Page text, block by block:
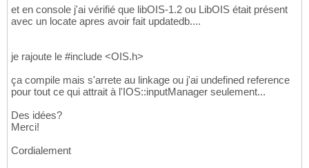
et en console j'ai vérifié que libOIS-1.2 ou LibOIS était présent
avec un locate apres avoir fait updatedb....
je rajoute le #include <OIS.h>
ça compile mais s'arrete au linkage ou j'ai undefined reference
pour tout ce qui attrait à l'IOS::inputManager seulement...
Des idées?
Merci!
Cordialement